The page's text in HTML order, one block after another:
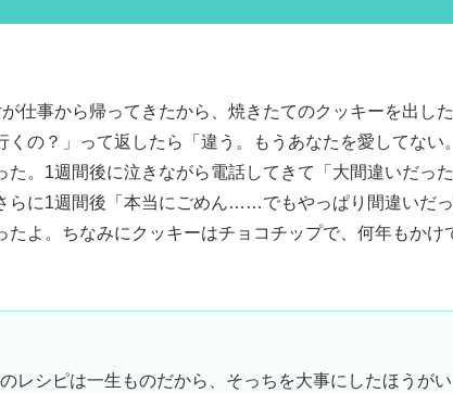
仕事から帰ってきたから、焼きたてのクッキーを出し
の？」って返したら「違う。もうあなたを愛してない
。1週間後に泣きながら電話してきて「大間違いだっ
らに1週間後「本当にごめん……でもやっぱり間違いだ
よ。ちなみにクッキーはチョコチップで、何年もかけ
レシピは一生ものだから、そっちを大事にしたほうがい